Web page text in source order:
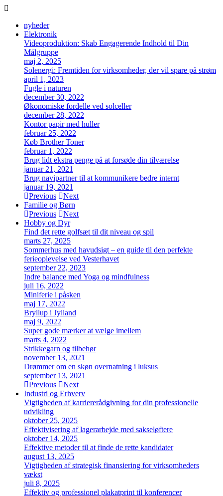
nyheder
Elektronik
Videoproduktion: Skab Engagerende Indhold til Din
Målgruppe
maj 2, 2025
Solenergi: Fremtiden for virksomheder, der vil spare på strøm
april 1, 2023
Fugle i naturen
december 30, 2022
Økonomiske fordelle ved solceller
december 28, 2022
Kontor papir med huller
februar 25, 2022
Køb Brother Toner
februar 1, 2022
Brug lidt ekstra penge på at forsøde din tilværelse
januar 21, 2021
Brug navipartner til at kommunikere bedre internt
januar 19, 2021
Previous
Next
Familie og Børn
Previous
Next
Hobby og Dyr
Find det rette golfsæt til dit niveau og spil
marts 27, 2025
Sommerhus med havudsigt – en guide til den perfekte
ferieoplevelse ved Vesterhavet
september 22, 2023
Indre balance med Yoga og mindfulness
juli 16, 2022
Miniferie i påsken
maj 17, 2022
Bryllup i Jylland
maj 9, 2022
Super gode mærker at vælge imellem
marts 4, 2022
Strikkegarn og tilbehør
november 13, 2021
Drømmer om en skøn overnatning i luksus
september 13, 2021
Previous
Next
Industri og Erhverv
Vigtigheden af karriererådgivning for din professionelle
udvikling
oktober 25, 2025
Effektivisering af lagerarbejde med sakseløftere
oktober 14, 2025
Effektive metoder til at finde de rette kandidater
august 13, 2025
Vigtigheden af strategisk finansiering for virksomheders
vækst
juli 8, 2025
Effektiv og professionel plakatprint til konferencer